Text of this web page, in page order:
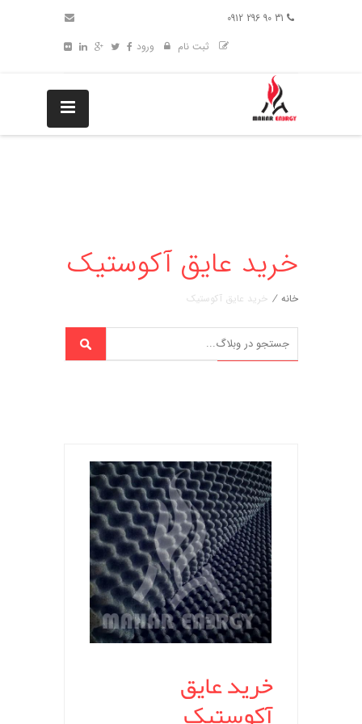
ثبت نام
ورود
خرید عایق آکوستیک
خانه / خرید عایق آکوستیک
خرید عایق